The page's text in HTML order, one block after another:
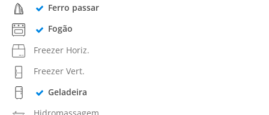
Ferro passar
Fogão
Freezer Horiz.
Freezer Vert.
Geladeira